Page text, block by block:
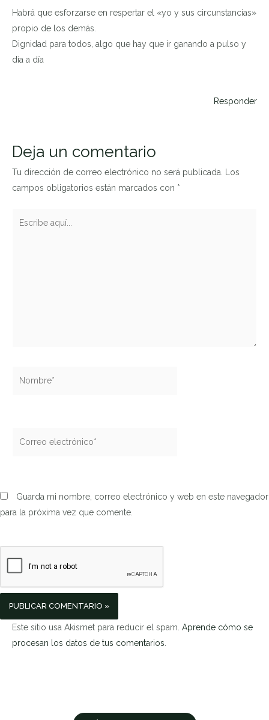
Habrá que esforzarse en respertar el «yo y sus circunstancias»
propio de los demás.
Dignidad para todos, algo que hay que ir ganando a pulso y
día a día
Responder
Deja un comentario
Tu dirección de correo electrónico no será publicada.
Los
campos obligatorios están marcados con *
Guarda mi nombre, correo electrónico y web en este navegador
para la próxima vez que comente.
Este sitio usa Akismet para reducir el spam. Aprende cómo se
procesan los datos de tus comentarios